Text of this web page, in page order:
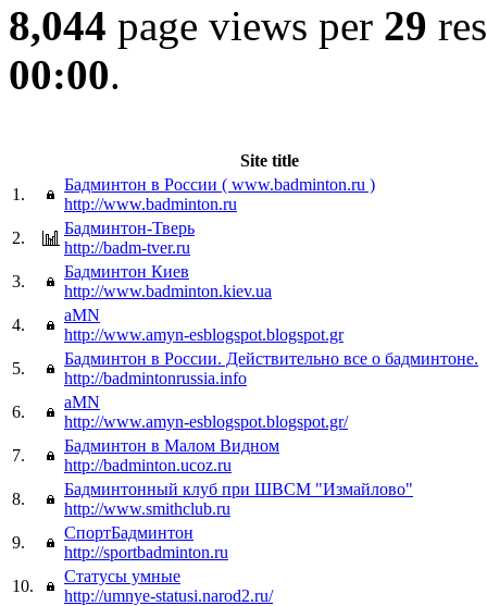
8,044 page views per 29
00:00.
Site title
1.
Бадминтон в России ( www.badminton.ru )
http://www.badminton.ru
2.
Бадминтон-Тверь
http://badm-tver.ru
3.
Бадминтон Киев
http://www.badminton.kiev.ua
4.
aMN
http://www.amyn-esblogspot.blogspot.gr
5.
Бадминтон в России. Действительно все о бадминтоне.
http://badmintonrussia.info
6.
aMN
http://www.amyn-esblogspot.blogspot.gr/
7.
Бадминтон в Малом Видном
http://badminton.ucoz.ru
8.
Бадминтонный клуб при ШВСМ "Измайлово"
http://www.smithclub.ru
9.
СпортБадминтон
http://sportbadminton.ru
10.
Статусы умные
http://umnye-statusi.narod2.ru/